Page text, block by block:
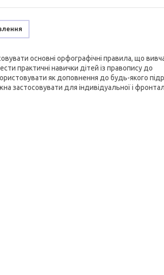
основні орфографічні правила, що
практичні навички дітей із правопису до
як доповнення до будь-якого
застосовувати для індивідуальної і